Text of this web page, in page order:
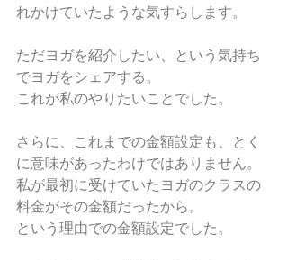
れかけていたような気すらします。
ただヨガを紹介したい、という気持ち
でヨガをシェアする。
これが私のやりたいことでした。
さらに、これまでの金額設定も、とく
に意味があったわけではありません。
私が最初に受けていたヨガのクラスの
料金がその金額だったから。
という理由での金額設定でした。